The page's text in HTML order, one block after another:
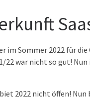
im Sommer 2022 für
war nicht so gut!
2022 nicht öffen!